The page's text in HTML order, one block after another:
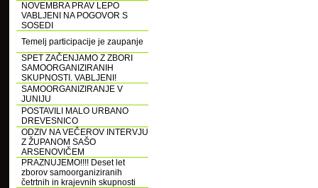
NOVEMBRA PRAV LEPO
VABLJENI NA POGOVOR S
SOSEDI
Temelj participacije je zaupanje
SPET ZAČENJAMO Z ZBORI
SAMOORGANIZIRANIH
SKUPNOSTI. VABLJENI!
SAMOORGANIZIRANJE V
JUNIJU
POSTAVILI MALO URBANO
DREVESNICO
ODZIV NA VEČEROV INTERVJU
Z ŽUPANOM SAŠO
ARSENOVIČEM
PRAZNUJEMO!!!! Deset let
zborov samoorganiziranih
četrtnih in krajevnih skupnosti